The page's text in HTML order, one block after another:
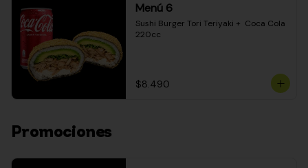
Menú 6
Sushi Burger Tori Teriyaki +  Coca Cola
220cc
$8.490
Promociones